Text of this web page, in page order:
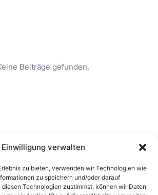
Einwilligung verwalten
zu bieten, verwenden wir Technologien wie
zu speichern und/oder darauf
Technologien zustimmst, können wir Daten
Beiträge gefunden.